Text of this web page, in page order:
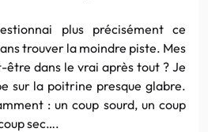
plus précisément ce
trouver la moindre piste. Mes
dans le vrai après tout ? Je
sur la poitrine presque glabre.
: un coup sourd, un coup
sec….